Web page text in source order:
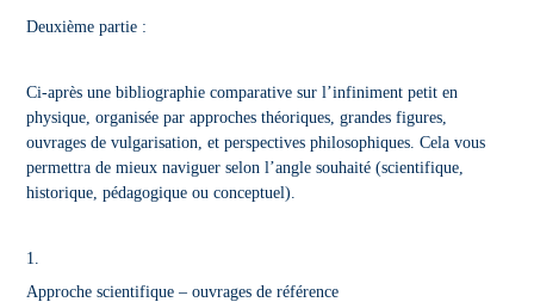
Deuxième partie :
Ci-après une bibliographie comparative sur l’infiniment petit en
physique, organisée par approches théoriques, grandes figures,
ouvrages de vulgarisation, et perspectives philosophiques. Cela vous
permettra de mieux naviguer selon l’angle souhaité (scientifique,
historique, pédagogique ou conceptuel).
1.
Approche scientifique – ouvrages de référence